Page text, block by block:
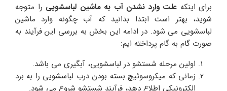
برای اینکه علت وارد نشدن آب به ماشین لباسشویی را متوجه
شوید، بهتر است ابتدا بدانید که آب چگونه وارد ماشین
لباسشویی می شود. در ادامه این بخش به بررسی این فرآیند به
صورت گام به گام پرداخته ایم:
اولین مرحله شستشو در لباسشویی، آبگیری می باشد.
زمانی که میکروسوئیچ بسته بودن درب لباسشویی را به برد
الکترونیکی اطلاع دهد، فرآیند شستشو شروع می شود.